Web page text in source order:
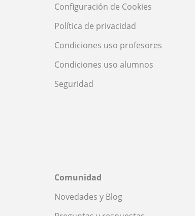
Configuración de Cookies
Política de privacidad
Condiciones uso profesores
Condiciones uso alumnos
Seguridad
Comunidad
Novedades y Blog